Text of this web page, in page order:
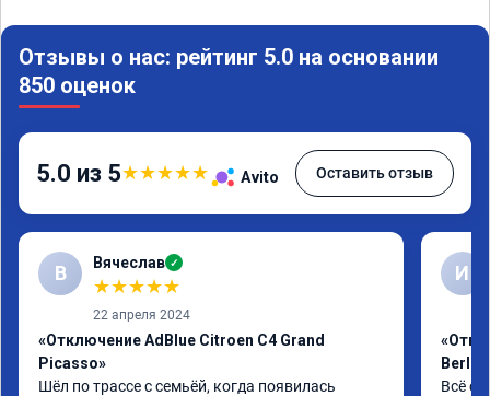
Отзывы о нас: рейтинг 5.0 на основании
850 оценок
5.0 из 5★★★★★ Avito Оставить отзыв
В Вячеслав ✓
★★★★★
22 апреля 2024
«Отключение AdBlue Citroen C4 Grand
Picasso»
Шёл по трассе с семьёй, когда появилась
И
Всё